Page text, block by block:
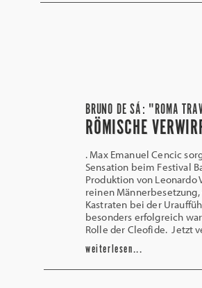
BRUNO DE SÁ: "ROMA
RÖMISCHE
. Max Emanuel Cencic
Sensation beim Festival
Produktion von Leonardo
reinen
Kastraten bei der
besonders erfolgreich
Rolle der Cleofide. Jetzt
weiterlesen...